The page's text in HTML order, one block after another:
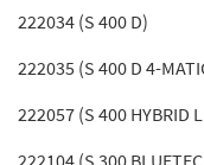
222034 (S 400 D)
222035 (S 400 D 4-
222057 (S 400
222104 (S 300